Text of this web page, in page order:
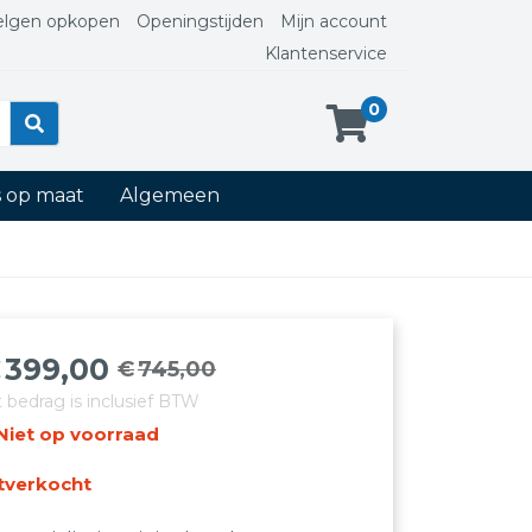
opkopen Openingstijden
Mijn account
Klantenservice
0
op maat Algemeen
€745,00
399,00
bedrag is inclusief BTW
op voorraad